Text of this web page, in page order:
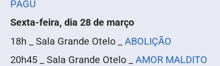
PAGÚ
Sexta-feira, dia 28 de março
18h _ Sala Grande Otelo _ ABOLIÇÃO
20h45 _ Sala Grande Otelo _ AMOR MALDITO